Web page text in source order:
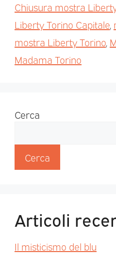
Chiusura mostra
Liberty Torino Capitale,
mostra Liberty Torino,
Madama Torino
Cerca
Cerca
Articoli
Il misticismo del blu